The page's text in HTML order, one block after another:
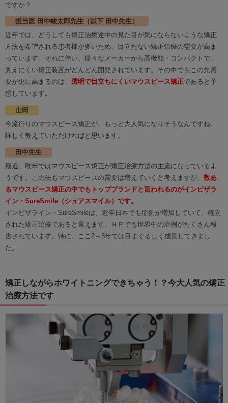
ですか？
担当医 田中峻太郎先生（以下 田中先生）
近年では、どうしても矯正治療途中の見た目が気にならないような矯正
方法を希望される患者様が多いため、目立たない矯正治療の需要が高ま
っています。それに伴い、様々なメーカーから高機能・コンパクトで、
見えにくい矯正装置がどんどん開発されています。その中でもこの先需
要が更に高まるのは、 透明で目立ちにくいマウスピース矯正であると予
想しています。
山田
今流行りのマウスピース矯正が、もっと大人気になりそうなんですね。
詳しく教えていただければと思います。
田中先生
最近、欧米ではマウスピース矯正が矯正治療方法の主流になっているよ
うです。この先もマウスピースの需要は増えていくと考えますが、 数あ
るマウスピース矯正の中でもトップブランドと言われるのがインビザラ
イン・SureSmile（シュアスマイル）です。
インビザライン・SureSmileは、近年日本でも症例が増加していて、確立
された矯正治療であると言えます。ＨＰでも世界中の症例がたくさん報
告されています。特に、ここ2～3年では目まぐるしく成長してきまし
た。
矯正しながらホワイトニングできちゃう！？今大人気の矯正
治療方法です